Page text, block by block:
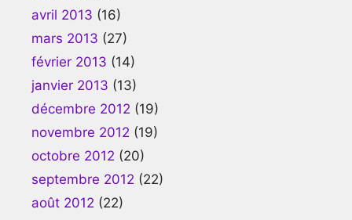
avril 2013 (16)
mars 2013 (27)
février 2013 (14)
janvier 2013 (13)
décembre 2012 (19)
novembre 2012 (19)
octobre 2012 (20)
septembre 2012 (22)
août 2012 (22)